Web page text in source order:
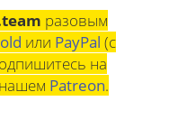
разовым
или PayPal (с
на
Patreon.